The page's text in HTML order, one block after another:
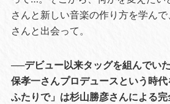
さんと新しい音楽の作り方を学ん
さんと出会って。
──デビュー以来タッグを組んでい
保孝一さんプロデュースという時代
ふたりで」は杉山勝彦さんによる